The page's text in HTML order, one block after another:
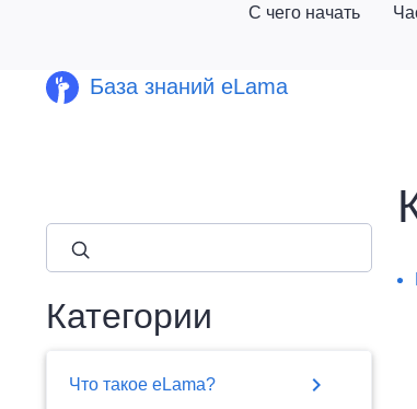
База знаний eLama
С чего начать
Категории
Что такое eLama? chevron_right